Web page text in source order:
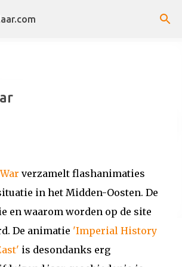
naar hoofdcontent
verzamelt flashanimaties
in het Midden-Oosten. De
en waarom worden op de site
De animatie 'Imperial History
is desondanks erg